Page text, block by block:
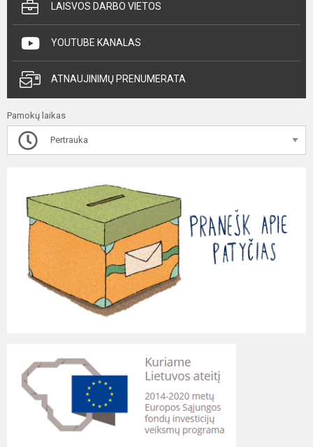
LAISVOS DARBO VIETOS
YOUTUBE KANALAS
ATNAUJINIMŲ PRENUMERATA
Pamokų laikas
Pertrauka